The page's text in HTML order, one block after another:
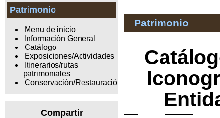
Patrimonio
Menu de inicio
Información General
Catálogo
Exposiciones/Actividades
Itinerarios/rutas
patrimoniales
Conservación/Restauración
Compartir
Patrimonio